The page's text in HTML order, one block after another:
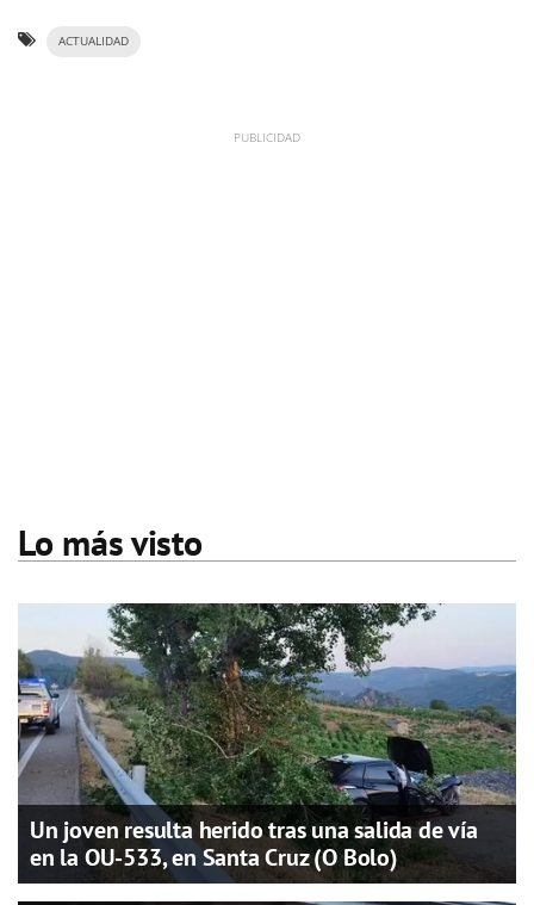
ACTUALIDAD
Lo más visto
Un joven resulta herido tras una salida de vía
en la OU-533, en Santa Cruz (O Bolo)